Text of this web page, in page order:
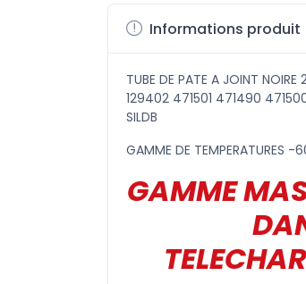
Informations produit
TUBE DE PATE A JOINT
129402 471501 471490
SILDB
GAMME DE TEMPERATURES -
GAMME